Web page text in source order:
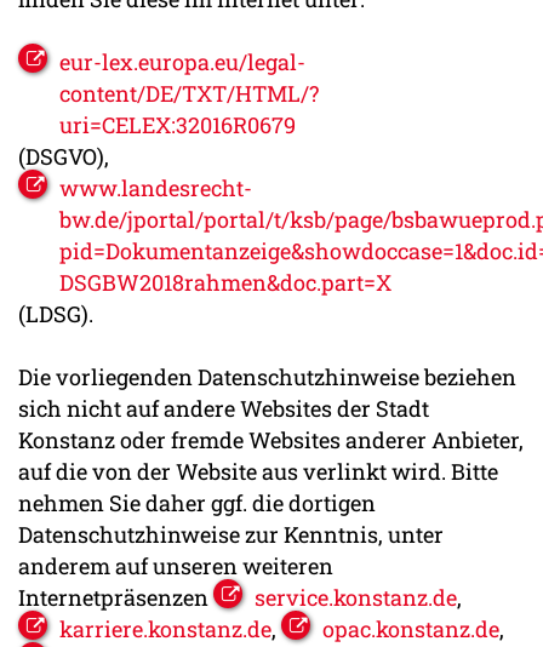
eur-lex.europa.eu/legal-
content/DE/TXT/HTML/?
uri=CELEX:32016R0679
(DSGVO),
www.landesrecht-
bw.de/jportal/portal/t/ksb/page/
DSGBW2018rahmen‌&doc.part=X
(LDSG).
Die vorliegenden Datenschutzhinweise beziehen
sich nicht auf andere Websites der Stadt
Konstanz oder fremde Websites anderer Anbieter,
auf die von der Website aus verlinkt wird. Bitte
nehmen Sie daher ggf. die dortigen
Datenschutzhinweise zur Kenntnis, unter
anderem auf unseren weiteren
Internetpräsenzen
service.konstanz.de,
karriere.konstanz.de, opac.konstanz.de,